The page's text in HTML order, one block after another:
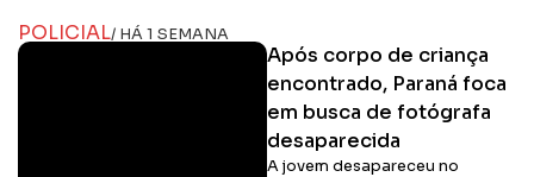
POLICIAL/ HÁ 1 SEMANA
Após corpo de criança
encontrado, Paraná foca
em busca de fotógrafa
desaparecida
A jovem desapareceu no